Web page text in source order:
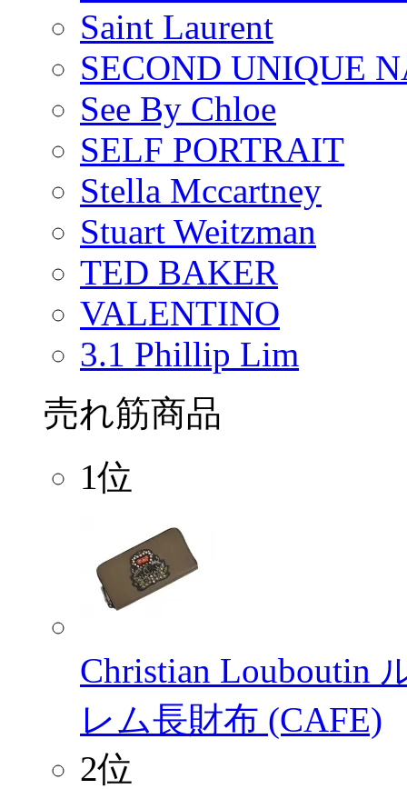
Saint Laurent
SECOND UNIQUE
See By Chloe
SELF PORTRAIT
Stella Mccartney
Stuart Weitzman
TED BAKER
VALENTINO
3.1 Phillip Lim
売れ筋商品
1位
Christian Louboutin
レム長財布 (CAFE)
2位